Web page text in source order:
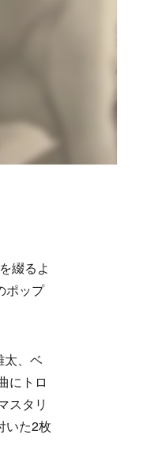
綴るよ
ポップ
太、ベ
にトロ
スタリ
いた2枚